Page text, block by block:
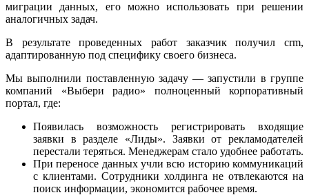
миграции данных, его можно использовать при решении
аналогичных задач.
В результате проведенных работ заказчик получил crm,
адаптированную под специфику своего бизнеса.
Мы выполнили поставленную задачу — запустили в группе
компаний «Выбери радио» полноценный корпоративный
портал, где:
Появилась возможность регистрировать входящие
заявки в разделе «Лиды». Заявки от рекламодателей
перестали теряться. Менеджерам стало удобнее работать.
При переносе данных учли всю историю коммуникаций
с клиентами. Сотрудники холдинга не отвлекаются на
поиск информации, экономится рабочее время.